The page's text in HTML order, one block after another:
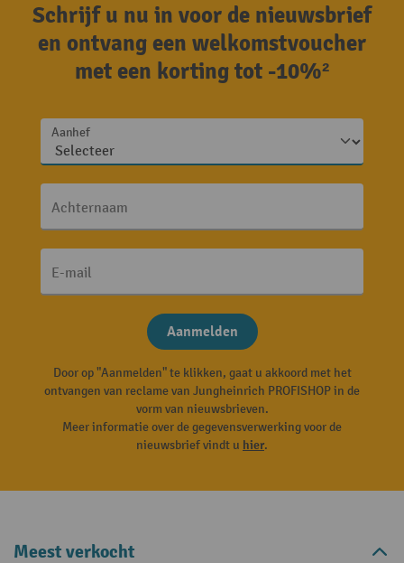
Schrijf u nu in voor de nieuwsbrief
en ontvang een welkomstvoucher
met een korting tot -10%²
Aanhef
Achternaam
E-mail
Aanmelden
Door op "Aanmelden" te klikken, gaat u akkoord met het
ontvangen van reclame van Jungheinrich PROFISHOP in de
vorm van nieuwsbrieven.
Meer informatie over de gegevensverwerking voor de
nieuwsbrief vindt u hier.
Meest verkocht